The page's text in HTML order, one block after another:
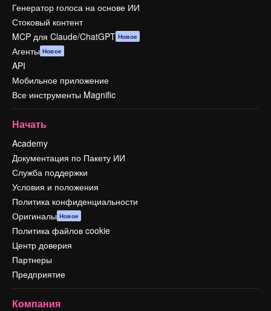
Генератор голоса на основе ИИ
Стоковый контент
MCP для Claude/ChatGPT Новое
Агенты Новое
API
Мобильное приложение
Все инструменты Magnific
Начать
Academy
Документация по Пакету ИИ
Служба поддержки
Условия и положения
Политика конфиденциальности
Оригиналы Новое
Политика файлов cookie
Центр доверия
Партнеры
Предприятие
Компания